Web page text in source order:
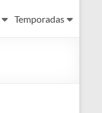
Temporadas